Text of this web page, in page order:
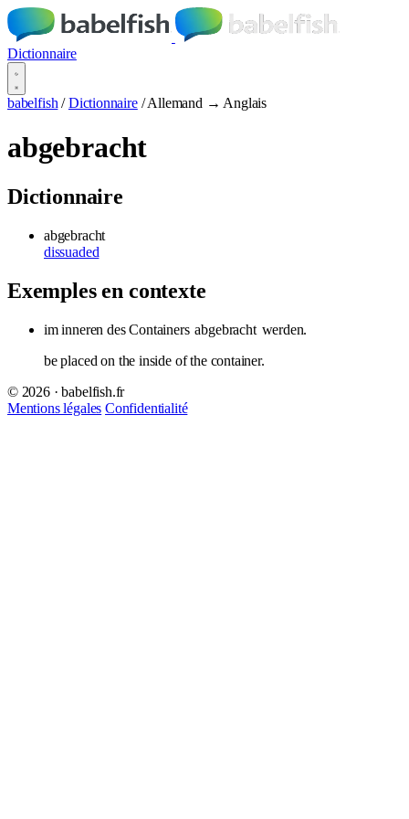
Dictionnaire
babelfish / Dictionnaire / Allemand → Anglais
abgebracht
Dictionnaire
abgebracht
dissuaded
Exemples en contexte
im inneren des Containers abgebracht werden.
be placed on the inside of the container.
© 2026 · babelfish.fr
Mentions légales Confidentialité